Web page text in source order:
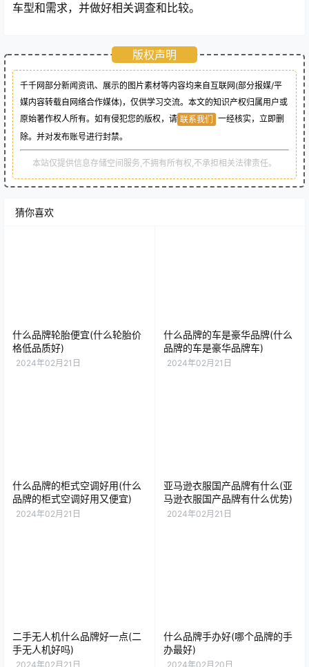
车型和需求，并做好相关调查和比较。
版权声明
千千网部分新闻资讯、展示的图片素材等内容均来自互联网(部分报媒/平
媒内容转载自网络合作媒体)，仅供学习交流。本文的知识产权归属用户或
原始著作权人所有。如有侵犯您的版权，请 联系我们
一经核实，立即删
除。并对发布账号进行封禁。
本站仅提供信息存储空间服务,不拥有所有权,不承担相关法律责任。
猜你喜欢
什么品牌轮胎便宜(什么轮胎价
格低品质好)
2024年02月21日
什么品牌的车是豪华品牌(什么
品牌的车是豪华品牌车)
2024年02月21日
什么品牌的柜式空调好用(什么
品牌的柜式空调好用又便宜)
2024年02月21日
亚马逊衣服国产品牌有什么(亚
马逊衣服国产品牌有什么优势)
2024年02月21日
二手无人机什么品牌好一点(二
手无人机好吗)
2024年02月21日
什么品牌手办好(哪个品牌的手
办最好)
2024年02月20日